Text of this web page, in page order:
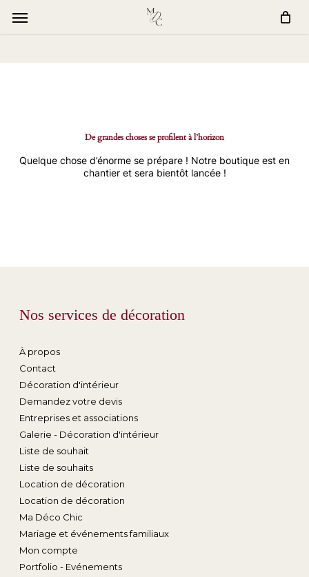
{dataLayer.push(arguments);} gtag('js', new Date());
gtag('config', 'G-Q0FQ7ETT7R');
mainMenu
De grandes choses se profilent à l’horizon
Quelque chose d’énorme se prépare ! Notre boutique est en
chantier et sera bientôt lancée !
Nos services de décoration
À propos
Contact
Décoration d'intérieur
Demandez votre devis
Entreprises et associations
Galerie - Décoration d'intérieur
Liste de souhait
Liste de souhaits
Location de décoration
Location de décoration
Ma Déco Chic
Mariage et événements familiaux
Mon compte
Portfolio - Evénements